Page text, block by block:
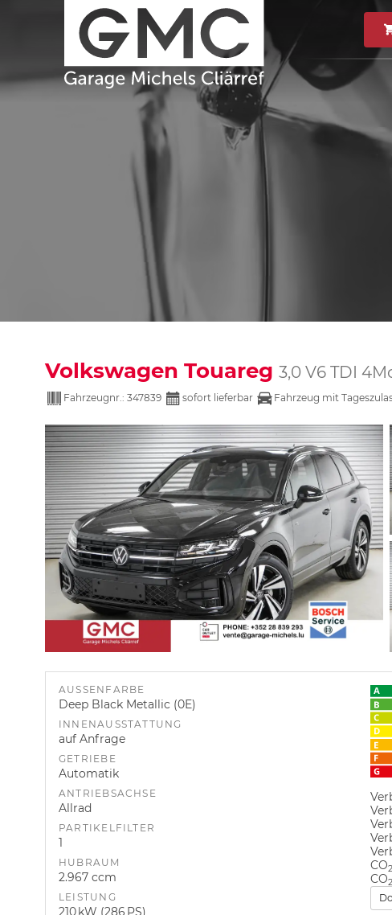
Volkswagen Touareg 3,0 V6 TDI
Fahrzeugnr.: 347839 sofort lieferbar Fahrzeug mit
AUSSENFARBE
Deep Black Metallic (0E)
INNENAUSSTATTUNG
auf Anfrage
GETRIEBE
Automatik
ANTRIEBSACHSE
Allrad
PARTIKELFILTER
1
HUBRAUM
2.967 ccm
LEISTUNG
210 kW (286 PS)
CO2
CO2